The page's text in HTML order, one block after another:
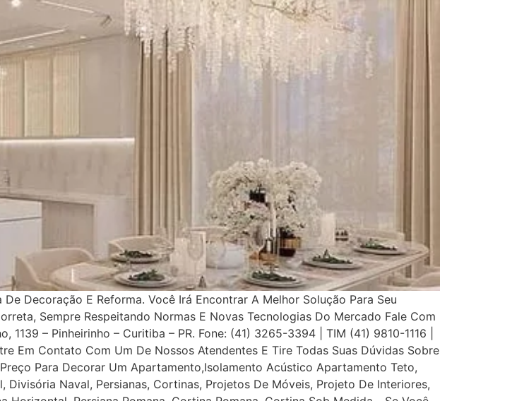
Decoração E Reforma. Você Irá Encontrar A Melhor Solução Para Seu
Sempre Respeitando Normas E Novas Tecnologias Do Mercado Fale Com
– Pinheirinho – Curitiba – PR. Fone: (41) 3265-3394 | TIM (41) 9810-1116 |
Em Contato Com Um De Nossos Atendentes E Tire Todas Suas Dúvidas Sobre
Para Decorar Um Apartamento,Isolamento Acústico Apartamento Teto,
Naval, Persianas, Cortinas, Projetos De Móveis, Projeto De Interiores,